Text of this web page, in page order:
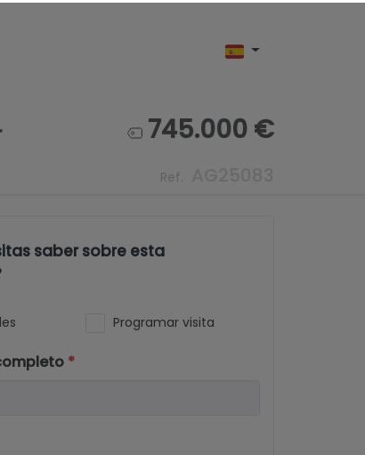
745.000 €
Ref.
saber sobre esta
Programar visita
*